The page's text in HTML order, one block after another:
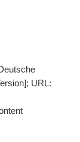
URL: